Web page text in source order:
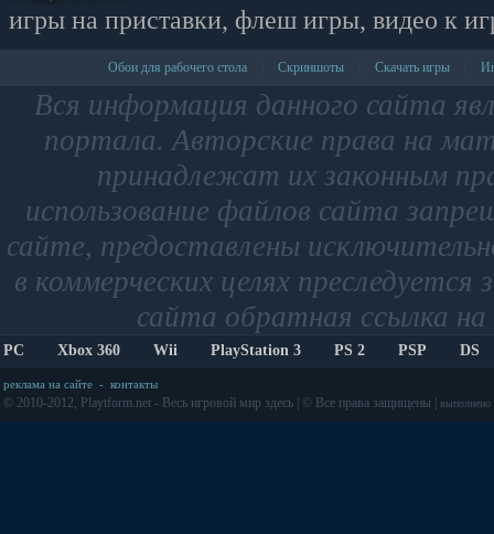
игры на приставки, флеш игры, видео к
Обои для рабочего стола Скриншоты Скачать игры
Вся информация данного сайта
портала. Авторские права на
принадлежат их законным
использование файлов сайта
сайте, предоставлены
в коммерческих целях
сайта обратная ссылка
PC Xbox 360 Wii PlayStation 3 PS 2 PSP DS
реклама на сайте - контакты
© 2010-2012, Playtform.net - Весь игровой мир здесь | © Все права защищены | выполнено